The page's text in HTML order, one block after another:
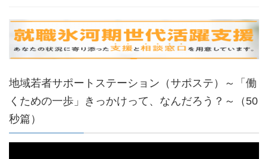
地域若者サポートステーション（サポステ）～「働
くための一歩」きっかけって、なんだろう？～（50
秒篇）